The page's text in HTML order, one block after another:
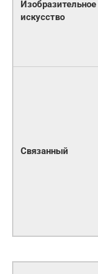
Изобразительное
искусство
Связанный